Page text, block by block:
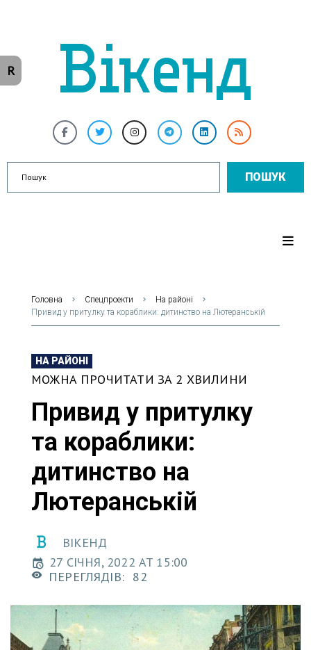
ПОШУК
Головна Спецпроекти
На районі
Привид у притулку та кораблики: дитинство на Лютеранській
НА РАЙОНІ
МОЖНА ПРОЧИТАТИ ЗА 2 ХВИЛИНИ
Привид у притулку
та кораблики:
дитинство на
Лютеранській
ВІКЕНД
27 СІЧНЯ, 2022 AT 15:00
ПЕРЕГЛЯДІВ: 82
R